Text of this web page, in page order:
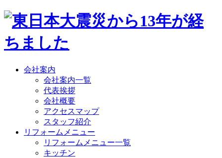
会社案内
会社案内一覧
代表挨拶
会社概要
アクセスマップ
スタッフ紹介
リフォームメニュー
リフォームメニュー一覧
キッチン